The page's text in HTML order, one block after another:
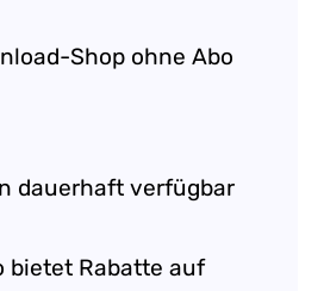
Shop ohne Abo
dauerhaft verfügbar
bietet Rabatte auf